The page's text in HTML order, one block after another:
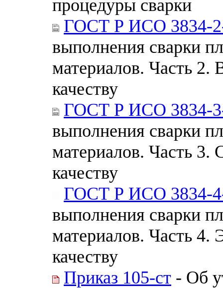
процедуры сварки
ГОСТ Р ИСО 3834-
выполнения сварки
материалов. Часть 2.
качеству
ГОСТ Р ИСО 3834-
выполнения сварки
материалов. Часть 3.
качеству
ГОСТ Р ИСО 3834-
выполнения сварки
материалов. Часть 4.
качеству
Приказ 105-ст - Об